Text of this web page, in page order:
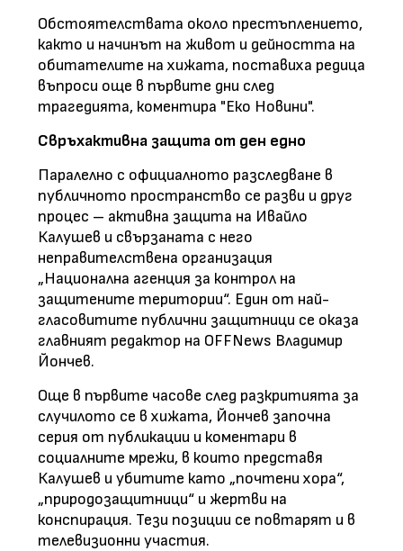
Обстоятелствата около престъплението,
както и начинът на живот и дейността на
обитателите на хижата, поставиха редица
въпроси още в първите дни след
трагедията, коментира "Еко Новини".
Свръхактивна защита от ден едно
Паралелно с официалното разследване в
публичното пространство се разви и друг
процес – активна защита на Ивайло
Калушев и свързаната с него
неправителствена организация
„Национална агенция за контрол на
защитените територии“. Един от най-
гласовитите публични защитници се оказа
главният редактор на OFFNews Владимир
Йончев.
Още в първите часове след разкритията за
случилото се в хижата, Йончев започна
серия от публикации и коментари в
социалните мрежи, в които представя
Калушев и убитите като „почтени хора“,
„природозащитници“ и жертви на
конспирация. Тези позиции се повтарят и в
телевизионни участия.